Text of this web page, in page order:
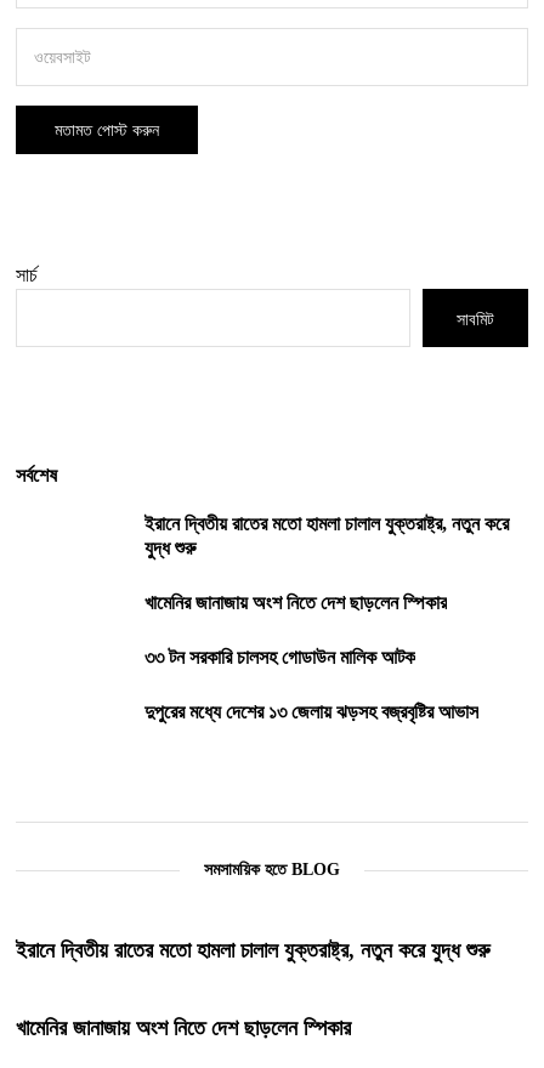
সার্চ
সাবমিট
সর্বশেষ
ইরানে দ্বিতীয় রাতের মতো হামলা চালাল যুক্তরাষ্ট্র, নতুন করে
যুদ্ধ শুরু
খামেনির জানাজায় অংশ নিতে দেশ ছাড়লেন স্পিকার
৩৩ টন সরকারি চালসহ গোডাউন মালিক আটক
দুপুরের মধ্যে দেশের ১৩ জেলায় ঝড়সহ বজ্রবৃষ্টির আভাস
সমসাময়িক হতে BLOG
ইরানে দ্বিতীয় রাতের মতো হামলা চালাল যুক্তরাষ্ট্র, নতুন করে যুদ্ধ শুরু
খামেনির জানাজায় অংশ নিতে দেশ ছাড়লেন স্পিকার